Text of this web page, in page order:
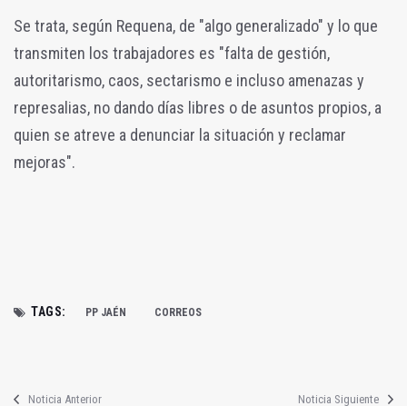
Se trata, según Requena, de "algo generalizado" y lo que
transmiten los trabajadores es "falta de gestión,
autoritarismo, caos, sectarismo e incluso amenazas y
represalias, no dando días libres o de asuntos propios, a
quien se atreve a denunciar la situación y reclamar
mejoras".
TAGS: PP JAÉN CORREOS
Noticia Anterior Noticia Siguiente